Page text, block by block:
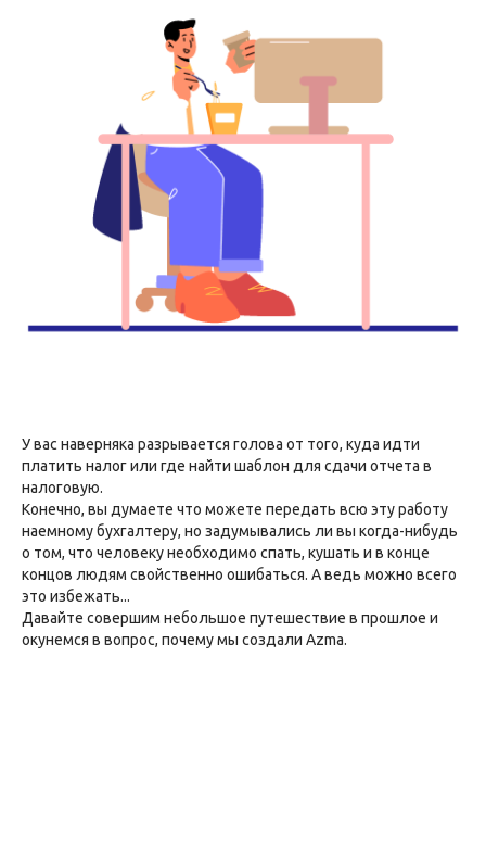
У вас наверняка разрывается голова от того, куда идти
платить налог или где найти шаблон для сдачи отчета в
налоговую.
Конечно, вы думаете что можете передать всю эту работу
наемному бухгалтеру, но задумывались ли вы когда-нибудь
о том, что человеку необходимо спать, кушать и в конце
концов людям свойственно ошибаться. А ведь можно всего
это избежать...
Давайте совершим небольшое путешествие в прошлое и
окунемся в вопрос, почему мы создали Azma.